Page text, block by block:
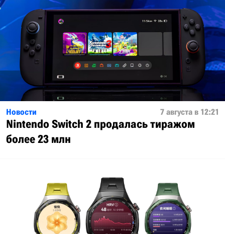
Новости 7 августа в 12:21
Nintendo Switch 2 продалась тиражом
более 23 млн